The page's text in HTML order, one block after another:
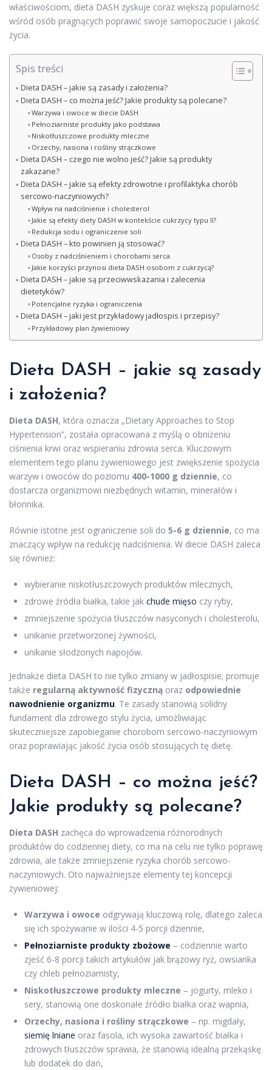
właściwościom, dieta DASH zyskuje coraz większą popularność
wśród osób pragnących poprawić swoje samopoczucie i jakość
życia.
Spis treści
Dieta DASH – jakie są zasady i założenia?
Dieta DASH – co można jeść? Jakie produkty są polecane?
Warzywa i owoce w diecie DASH
Pełnoziarniste produkty jako podstawa
Niskotłuszczowe produkty mleczne
Orzechy, nasiona i rośliny strączkowe
Dieta DASH – czego nie wolno jeść? Jakie są produkty
zakazane?
Dieta DASH – jakie są efekty zdrowotne i profilaktyka chorób
sercowo-naczyniowych?
Wpływ na nadciśnienie i cholesterol
Jakie są efekty diety DASH w kontekście cukrzycy typu II?
Redukcja sodu i ograniczenie soli
Dieta DASH – kto powinien ją stosować?
Osoby z nadciśnieniem i chorobami serca
Jakie korzyści przynosi dieta DASH osobom z cukrzycą?
Dieta DASH – jakie są przeciwwskazania i zalecenia
dietetyków?
Potencjalne ryzyka i ograniczenia
Dieta DASH – jaki jest przykładowy jadłospis i przepisy?
Przykładowy plan żywieniowy
Dieta DASH – jakie są zasady
i założenia?
Dieta DASH, która oznacza „Dietary Approaches to Stop
Hypertension”, została opracowana z myślą o obniżeniu
ciśnienia krwi oraz wspieraniu zdrowia serca. Kluczowym
elementem tego planu żywieniowego jest zwiększenie spożycia
warzyw i owoców do poziomu 400-1000 g dziennie, co
dostarcza organizmowi niezbędnych witamin, minerałów i
błonnika.
Równie istotne jest ograniczenie soli do 5-6 g dziennie, co ma
znaczący wpływ na redukcję nadciśnienia. W diecie DASH zaleca
się również:
wybieranie niskotłuszczowych produktów mlecznych,
zdrowe źródła białka, takie jak chude mięso czy ryby,
zmniejszenie spożycia tłuszczów nasyconych i cholesterolu,
unikanie przetworzonej żywności,
unikanie słodzonych napojów.
Jednakże dieta DASH to nie tylko zmiany w jadłospisie; promuje
także regularną aktywność fizyczną oraz odpowiednie
nawodnienie organizmu. Te zasady stanowią solidny
fundament dla zdrowego stylu życia, umożliwiając
skuteczniejsze zapobieganie chorobom sercowo-naczyniowym
oraz poprawiając jakość życia osób stosujących tę dietę.
Dieta DASH – co można jeść?
Jakie produkty są polecane?
Dieta DASH zachęca do wprowadzenia różnorodnych
produktów do codziennej diety, co ma na celu nie tylko poprawę
zdrowia, ale także zmniejszenie ryzyka chorób sercowo-
naczyniowych. Oto najważniejsze elementy tej koncepcji
żywieniowej:
Warzywa i owoce odgrywają kluczową rolę, dlatego zaleca
się ich spożywanie w ilości 4-5 porcji dziennie,
Pełnoziarniste produkty zbożowe – codziennie warto
zjeść 6-8 porcji takich artykułów jak brązowy ryż, owsianka
czy chleb pełnoziarnisty,
Niskotłuszczowe produkty mleczne – jogurty, mleko i
sery, stanowią one doskonałe źródło białka oraz wapnia,
Orzechy, nasiona i rośliny strączkowe – np. migdały,
siemię lniane oraz fasola, ich wysoka zawartość białka i
zdrowych tłuszczów sprawia, że stanowią idealną przekąskę
lub dodatek do dań,